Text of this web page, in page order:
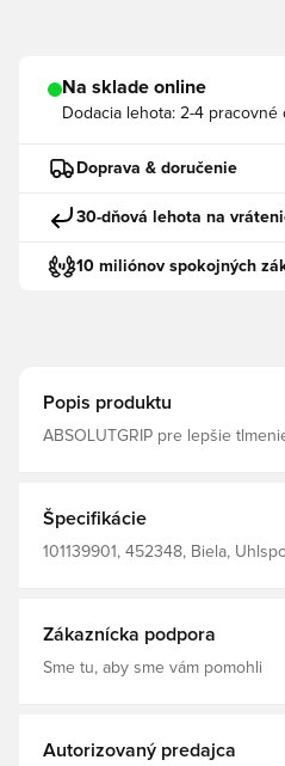
Na sklade online
Dodacia lehota: 2-4 pracovné
Doprava & doručenie
30-dňová lehota na
10 miliónov spokojných
Popis produktu
ABSOLUTGRIP pre lepšie
REBOUND ZONE poskytuje
dierovanie Palce a bočné
prispôsobenie a maximálnu
Špecifikácie
101139901, 452348, Biela,
Zákaznícka podpora
Sme tu, aby sme vám pomohli
Autorizovaný predajca